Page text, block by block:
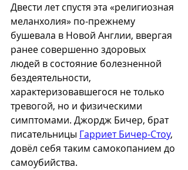
Двести лет спустя эта «религиозная
меланхолия» по-прежнему
бушевала в Новой Англии, ввергая
ранее совершенно здоровых
людей в состояние болезненной
бездеятельности,
характеризовавшегося не только
тревогой, но и физическими
симптомами. Джордж Бичер, брат
писательницы Гарриет Бичер-Стоу,
довёл себя таким самокопанием до
самоубийства.